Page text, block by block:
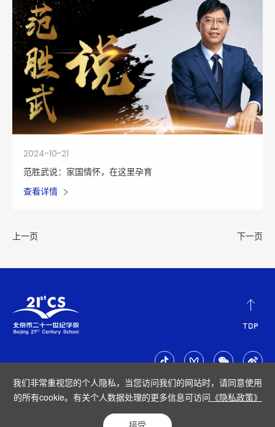
我们非常重视您的个人隐私，当您访问我们的网站时，请同意使用
的所有cookie。有关个人数据处理的更多信息可访问 《隐私政策》
2024-10-21
范胜武说：家国情怀，在这里孕育
查看详情
上一页 下一页
Copyright © 2023. All Rights Reserved. 北京市二十一世纪学校
隐私政策|网站地图